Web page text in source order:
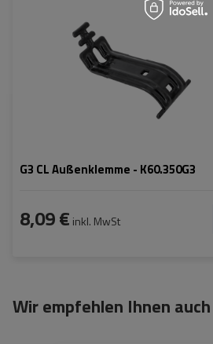
G3 CL Außenklemme - K60.350G3
8,09 € inkl. MwSt
Wir empfehlen Ihnen auch